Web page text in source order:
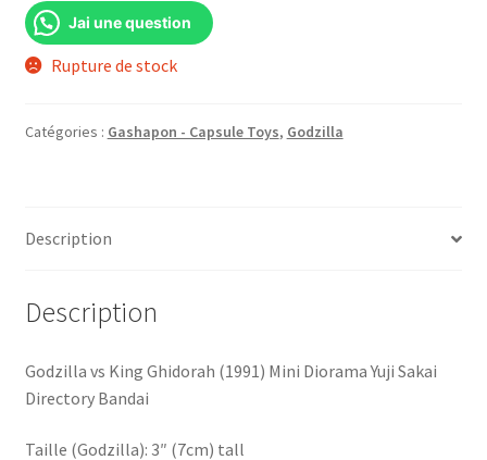
Jai une question
Rupture de stock
Catégories : Gashapon - Capsule Toys, Godzilla
Description
Description
Godzilla vs King Ghidorah (1991) Mini Diorama Yuji Sakai
Directory Bandai
Taille (Godzilla): 3″ (7cm) tall